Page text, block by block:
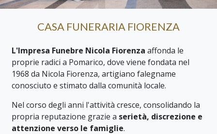
CASA FUNERARIA FIORENZA
L'Impresa Funebre Nicola Fiorenza affonda le
proprie radici a Pomarico, dove viene fondata nel
1968 da Nicola Fiorenza, artigiano falegname
conosciuto e stimato dalla comunità locale.
Nel corso degli anni l'attività cresce, consolidando la
propria reputazione grazie a serietà, discrezione e
attenzione verso le famiglie.